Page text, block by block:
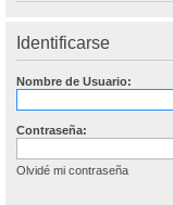
Identificarse
Nombre de Usuario:
Contraseña:
Olvidé mi contraseña